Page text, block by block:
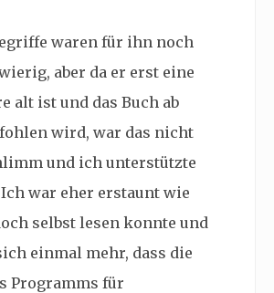
waren für ihn noch
aber da er erst eine
alt ist und das Buch ab
wird, war das nicht
und ich unterstützte
war eher erstaunt wie
selbst lesen konnte und
einmal mehr, dass die
Programms für